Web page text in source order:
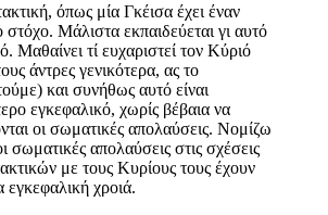
όπως μία Γκέισα έχει έναν
στόχο. Μάλιστα εκπαιδεύεται γι αυτό
Μαθαίνει τί ευχαριστεί τον Κύριό
άντρες γενικότερα, ας το
και συνήθως αυτό είναι
εγκεφαλικό, χωρίς βέβαια να
οι σωματικές απολαύσεις. Νομίζω
σωματικές απολαύσεις στις σχέσεις
με τους Κυρίους τους έχουν
εγκεφαλική χροιά.